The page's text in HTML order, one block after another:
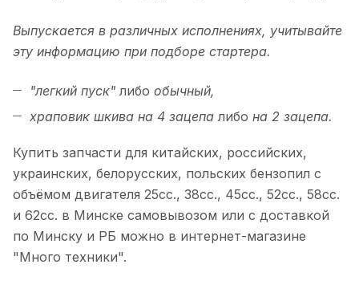
Выпускается в различных исполнениях, учитывайте
эту информацию при подборе стартера.
"легкий пуск" либо обычный,
храповик шкива на 4 зацепа либо на 2 зацепа.
Купить запчасти для китайских, российских,
украинских, белорусских, польских бензопил с
объёмом двигателя 25сс., 38сс., 45сс., 52сс., 58сс.
и 62сс. в Минске самовывозом или с доставкой
по Минску и РБ можно в интернет-магазине
"Много техники".